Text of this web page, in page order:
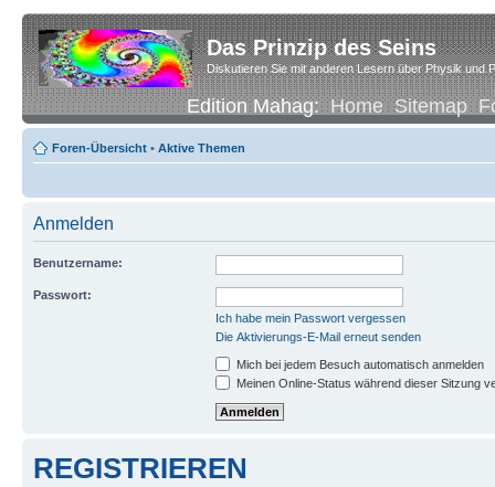
Das Prinzip des Seins
Diskutieren Sie mit anderen Lesern über Physik und
Edition Mahag:Home Sitemap
Foren-Übersicht • Aktive Themen
Anmelden
Benutzername:
Passwort:
Ich habe mein Passwort vergessen
Die Aktivierungs-E-Mail erneut senden
Mich bei jedem Besuch automatisch anmelden
Meinen Online-Status während dieser Sitzung
REGISTRIEREN